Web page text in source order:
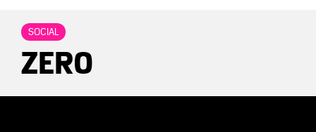
SOCIAL
ZERO